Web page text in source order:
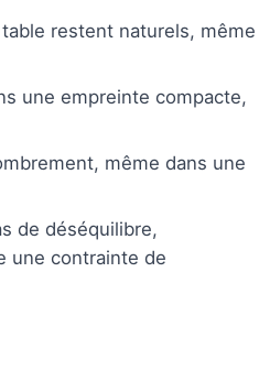
restent naturels, même
une empreinte compacte,
même dans une
de déséquilibre,
une contrainte de